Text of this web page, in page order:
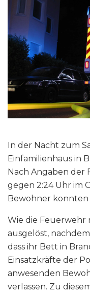
In der Nacht zum
Einfamilienhaus in
Nach Angaben der
gegen 2:24 Uhr im
Bewohner konnten
Wie die Feuerwehr
ausgelöst,
dass ihr Bett in
Einsatzkräfte der
anwesenden
verlassen. Zu